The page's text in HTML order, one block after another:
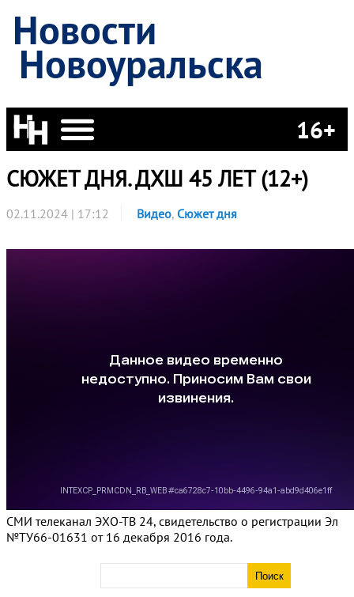
Новости
Новоуральска
16+
СЮЖЕТ ДНЯ. ДХШ 45 ЛЕТ (12+)
02.11.2024 | 17:12 Видео, Сюжет дня
СМИ телеканал ЭХО-ТВ 24, свидетельство о регистрации Эл
№ТУ66-01631 от 16 декабря 2016 года.